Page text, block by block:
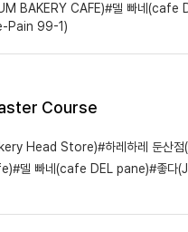
BAKERY CAFE)#델 빠네(cafe
Pain 99-1)
Course
Head Store)#하레하레 둔산
#델 빠네(cafe DEL pane)#좋다